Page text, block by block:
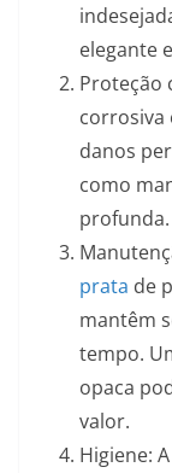
elegante
Proteção
corrosiva
danos
como
profunda.
prata de
mantêm
tempo.
opaca
valor.
Higiene: